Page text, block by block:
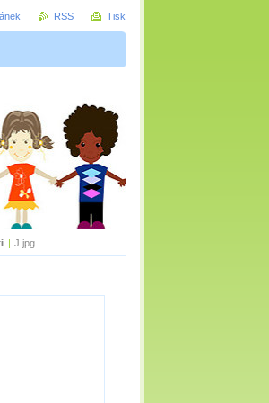
| J.jpg
RSS Tisk